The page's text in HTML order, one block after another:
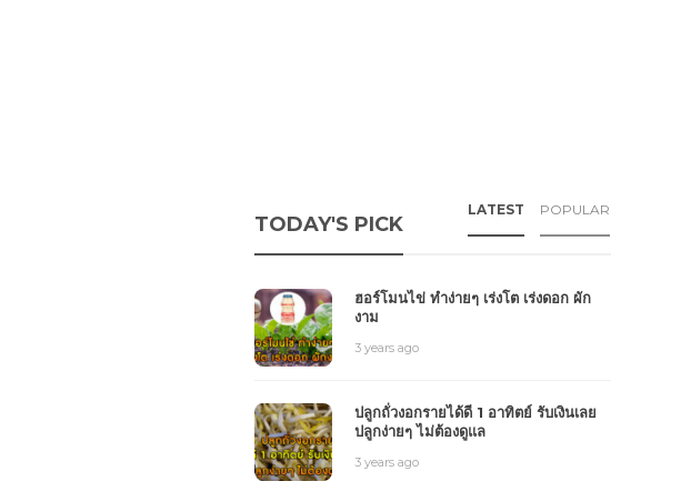
TODAY'S PICK
LATEST POPULAR
ฮอร์โมนไข่ ทำง่ายๆ เร่งโต เร่งดอก ผัก
งาม
3 years ago
ปลูกถั่วงอกรายได้ดี 1 อาทิตย์ รับเงินเลย
ปลูกง่ายๆ ไม่ต้องดูแล
3 years ago